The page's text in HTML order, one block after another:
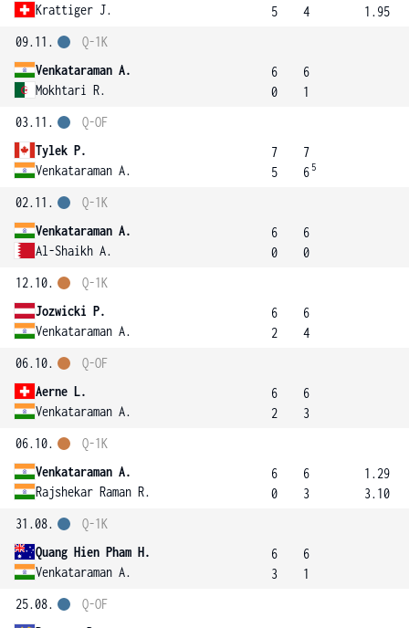
Krattiger J.
5
4
1.95
09.11.
Venkataraman A.
Mokhtari R.
Q-1K
6
0
6
1
03.11.
Tylek P.
Venkataraman A.
Q-OF
7
5
7
6 5
02.11.
Venkataraman A.
Al-Shaikh A.
Q-1K
6
0
6
0
12.10.
Jozwicki P.
Venkataraman A.
Q-1K
6
2
6
4
06.10.
Aerne L.
Venkataraman A.
Q-OF
6
2
6
3
06.10.
Venkataraman A.
Rajshekar Raman R.
Q-1K
6
0
6
3
1.29
3.10
31.08.
Quang Hien Pham H.
Venkataraman A.
Q-1K
6
3
6
1
25.08.
Q-OF